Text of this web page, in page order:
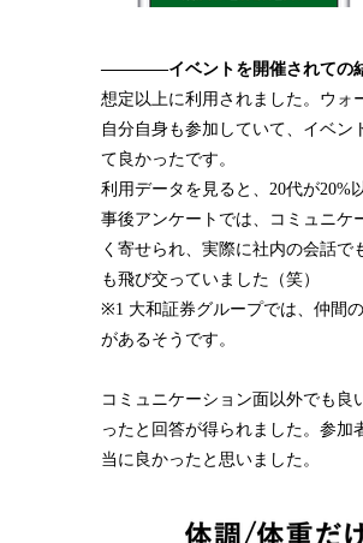
――――イベントを開催されての結
想定以上に利用されました。ウォ
自分自身も参加していて、イベ
て良かったです。
利用データを見ると、20代が20%
事後アンケートでは、コミュニケ
く寄せられ、実際に社内の会話
も飛び交っていました（笑）
※1 大和証券グループでは、仲間
があるそうです。
コミュニケーション面以外でも
ったと回答が得られました。参
当に良かったと思いました。